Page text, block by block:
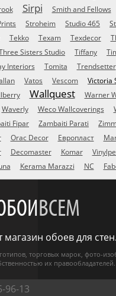
Sirpi Smith and Fellows
Stroheim Studio 465
Tekko Texam Texdecor
Sisters Studio Tiffany
Interiors Tomita Trendsetter
Vatos Vescom Victoria
Wallquest
Warner
Waverly Weco Wallcoverings
Fipar Zambaiti Parati
Orac Decor Европласт
Decomaster Komar
Kerama Marazzi NC
ВСЕМ
магазин обоев для стен.
торговых марок, фото-
их правообладателей.
96-13